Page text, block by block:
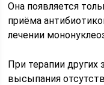
Она появляется
приёма
лечении
При терапии других
высыпания